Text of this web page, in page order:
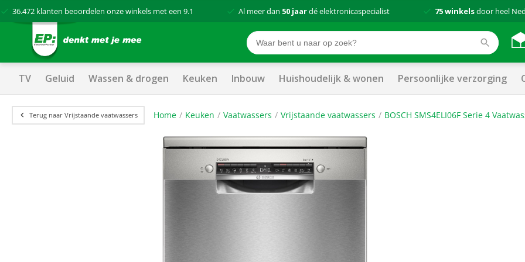
36.472 klanten beoordelen onze winkels met een 9.1 Al meer dan 50 jaardé elektronicaspecialist 75 winkelsdoor heel
TV Geluid Wassen & drogen Keuken Inbouw Huishoudelijk & wonen Persoonlijke verzorging
Terug naar Vrijstaande vaatwassers Home Keuken Vaatwassers Vrijstaande vaatwassers BOSCH SMS4ELI06F Serie 4